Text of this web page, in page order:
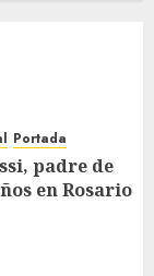
Portada
padre de
en Rosario